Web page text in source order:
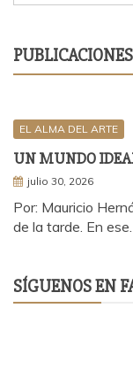
EL ALMA DEL ARTE
UN MUNDO
julio 30, 2026
Por: Mauricio
de la tarde. En ese…
SÍGUENOS EN